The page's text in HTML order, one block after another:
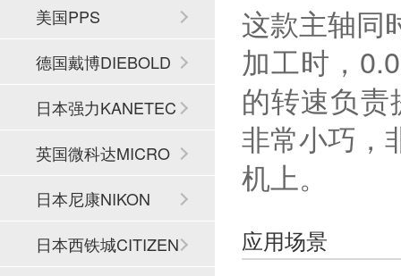
这款主轴同
加工时，
的转速负
非常小巧，
机上。
应用场景
HI
美国PPS
德国戴博DIEBOLD
日本强力KANETEC
英国微科达MICRO
SET
日本尼康NIKON
日本西铁城CITIZEN